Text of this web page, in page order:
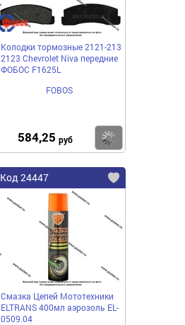
Купить
Колодки тормозные 2121-213
2123 Chevrolet Niva передние
ФОБОС F1625L
FOBOS
584,25 руб
Код 24447
Смазка Цепей Мототехники
ELTRANS 400мл аэрозоль EL-
0509.04